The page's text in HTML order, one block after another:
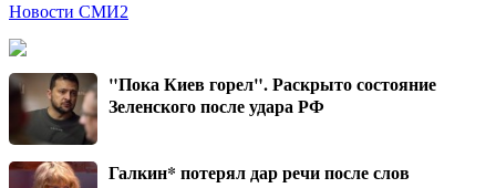
Новости СМИ2
"Пока Киев горел". Раскрыто состояние
Зеленского после удара РФ
Галкин* потерял дар речи после слов